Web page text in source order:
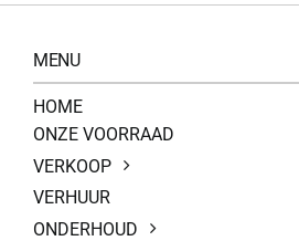
MENU
HOME
ONZE VOORRAAD
VERKOOP
VERHUUR
ONDERHOUD